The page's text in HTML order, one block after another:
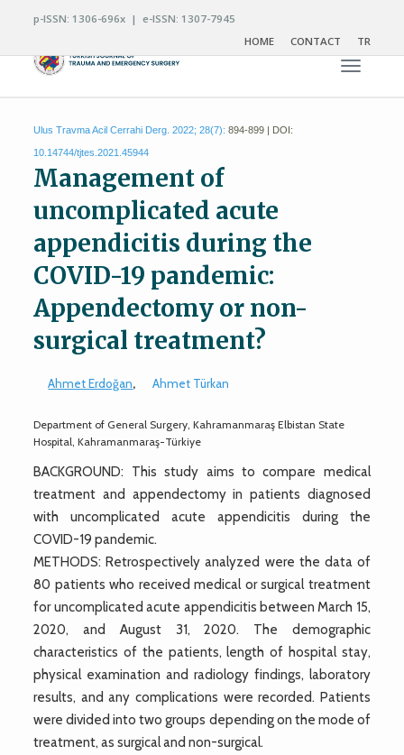
p-ISSN: 1306-696x | e-ISSN: 1307-7945
HOME
CONTACT TR
Toggle
Ulus Travma Acil Cerrahi Derg. 2022; 28(7): 894-899 | DOI:
10.14744/tjtes.2021.45944
Management of
uncomplicated acute
appendicitis during the
COVID-19 pandemic:
Appendectomy or non-
surgical treatment?
Ahmet Erdoğan, Ahmet Türkan
Department of General Surgery, Kahramanmaraş Elbistan State
Hospital, Kahramanmaraş-Türkiye
BACKGROUND: This study aims to compare medical
treatment and appendectomy in patients diagnosed
with uncomplicated acute appendicitis during the
COVID-19 pandemic.
METHODS: Retrospectively analyzed were the data of
80 patients who received medical or surgical treatment
for uncomplicated acute appendicitis between March 15,
2020, and August 31, 2020. The demographic
characteristics of the patients, length of hospital stay,
physical examination and radiology findings, laboratory
results, and any complications were recorded. Patients
were divided into two groups depending on the mode of
treatment, as surgical and non-surgical.